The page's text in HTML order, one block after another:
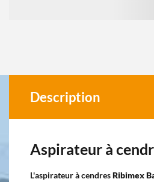
Description
Aspirateur à
L'aspirateur à cendresRibimex